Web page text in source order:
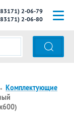
Комплектующие
2-06-79
2-06-80